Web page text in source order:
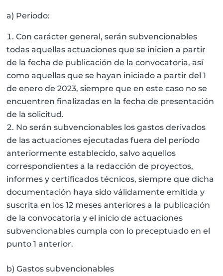
a) Periodo:
Con carácter general, serán subvencionables
todas aquellas actuaciones que se inicien a partir
de la fecha de publicación de la convocatoria, así
como aquellas que se hayan iniciado a partir del 1
de enero de 2023, siempre que en este caso no se
encuentren finalizadas en la fecha de presentación
de la solicitud.
No serán subvencionables los gastos derivados
de las actuaciones ejecutadas fuera del período
anteriormente establecido, salvo aquellos
correspondientes a la redacción de proyectos,
informes y certificados técnicos, siempre que dicha
documentación haya sido válidamente emitida y
suscrita en los 12 meses anteriores a la publicación
de la convocatoria y el inicio de actuaciones
subvencionables cumpla con lo preceptuado en el
punto 1 anterior.
b) Gastos subvencionables